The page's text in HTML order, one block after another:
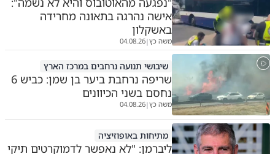
אישה נהרגה בתאונה מחרידה
באשקלון
משה כץ|
04.08.26
שיבושי תנועה נרחבים במרכז הארץ
שריפה נרחבת ביער בן שמן: כביש 6
נחסם בשני הכיוונים
משה כץ|
04.08.26
מתיחות באופוזיציה
ליברמן: "לא נאפשר לדמוקרטים תיקי